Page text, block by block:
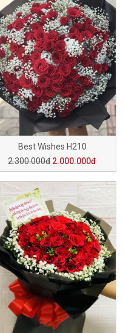
Best Wishes H210
2.300.000đ 2.000.000đ